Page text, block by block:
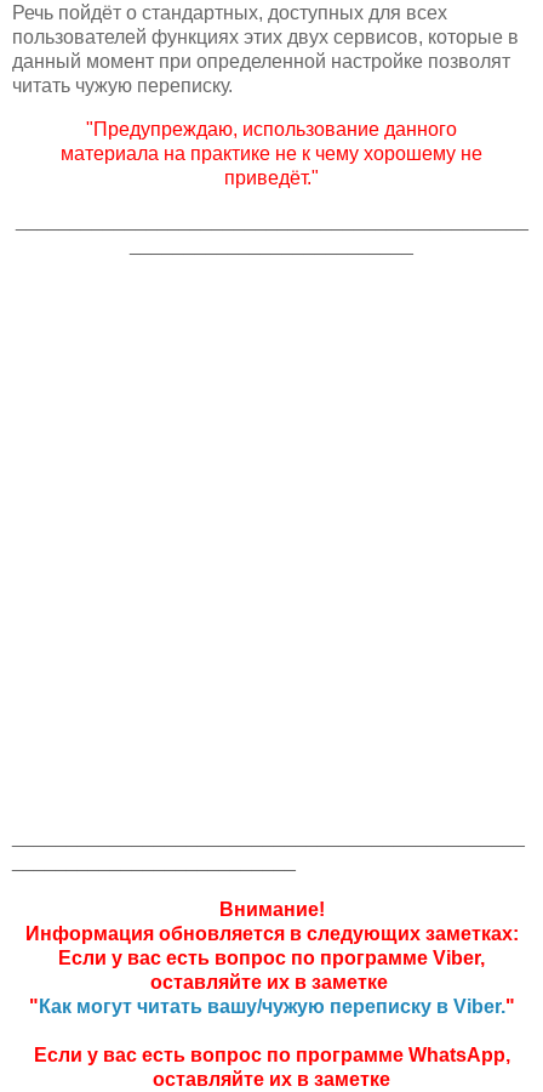
Речь пойдёт о стандартных, доступных для всех
пользователей функциях этих двух сервисов, которые в
данный момент при определенной настройке позволят
читать чужую переписку.
"Предупреждаю, использование данного
материала на практике не к чему хорошему не
приведёт."
Внимание!
Информация обновляется в следующих заметках:
Если у вас есть вопрос по программе Viber,
оставляйте их в заметке
" Как могут читать вашу/чужую переписку в Viber."
Если у вас есть вопрос по программе WhatsApp,
оставляйте их в заметке